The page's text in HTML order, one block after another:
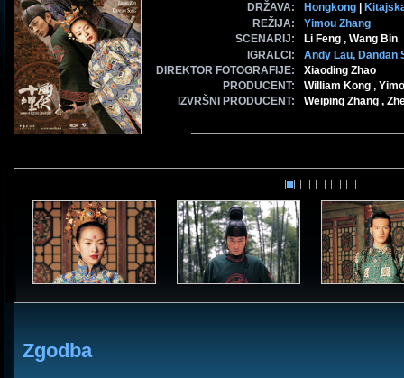
DRŽAVA: Hongkong
REŽIJA:
Yimou Zhang
SCENARIJ:
Li Feng , Wang Bin
IGRALCI:
Andy Lau, Dandan
DIREKTOR FOTOGRAFIJE:
Xiaoding Zhao
PRODUCENT:
William Kong ,
IZVRŠNI PRODUCENT:
Weiping Zhang ,
Zgodba